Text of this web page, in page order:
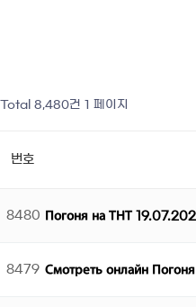
Total 8,480건 1 페이지
번호
8480 Погоня на ТНТ
8479 Смотреть онлайн